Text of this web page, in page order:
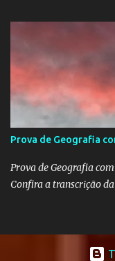
Prova de Geografia
Prova de Geografia
Confira a transcrição